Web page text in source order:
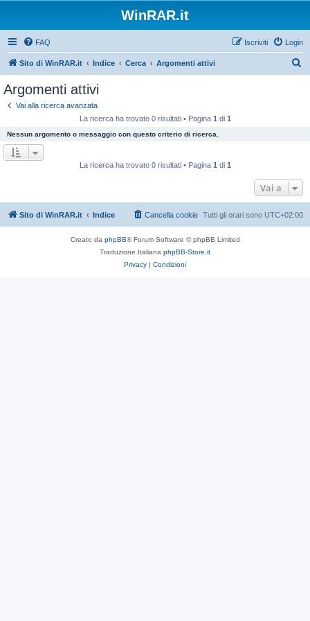
WinRAR.it
FAQ Login
Iscriviti
Sito di WinRAR.it Indice Cerca Argomenti attivi
Argomenti attivi
Vai alla ricerca avanzata
La ricerca ha trovato 0 risultati • Pagina 1 di 1
Nessun argomento o messaggio con questo criterio di ricerca.
La ricerca ha trovato 0 risultati • Pagina 1 di 1
Vai a
Sito di WinRAR.it Indice Tutti gli orari sono UTC+02:00
Cancella cookie
Creato da phpBB® Forum Software © phpBB Limited
Traduzione Italiana phpBB-Store.it
Privacy | Condizioni